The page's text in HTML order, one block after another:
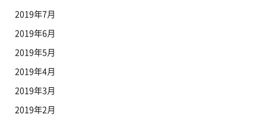
2019年7月
2019年6月
2019年5月
2019年4月
2019年3月
2019年2月